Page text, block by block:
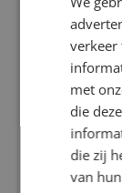
Bijlage
Bijlage 3
Bijlage 4
Bijlage 5
Bijlage
verkeer
met
die
die zij
van